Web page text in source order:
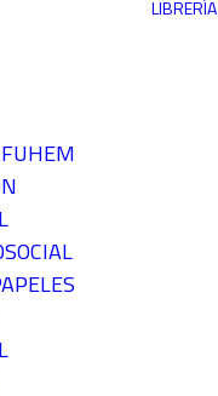
LIBRERÍA